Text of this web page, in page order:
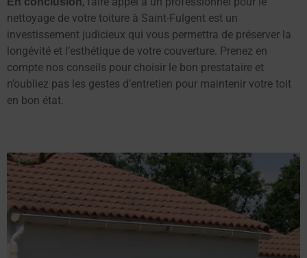
nettoyage de votre toiture à Saint-Fulgent est un
investissement judicieux qui vous permettra de préserver la
longévité et l’esthétique de votre couverture. Prenez en
compte nos conseils pour choisir le bon prestataire et
n’oubliez pas les gestes d’entretien pour maintenir votre toit
en bon état.